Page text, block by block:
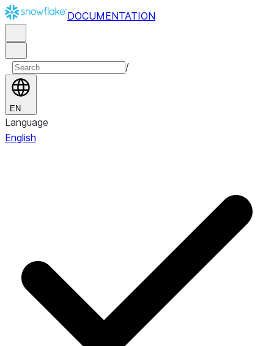
DOCUMENTATION
/
EN
Language
English